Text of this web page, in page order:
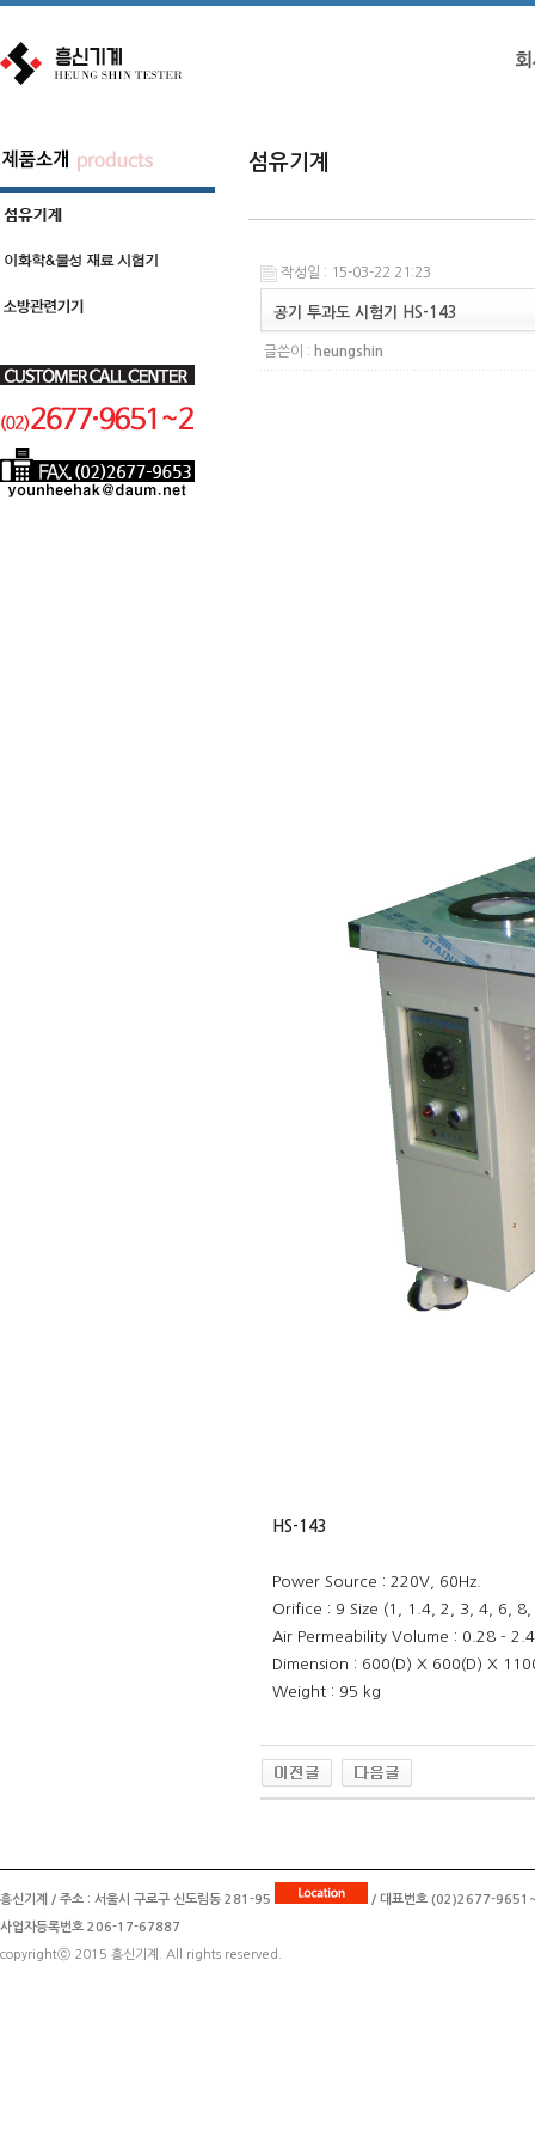
섬유기계
작성일 : 15-03-22 21:23
공기 투과도 시험기 HS-143
글쓴이 : heungshin
HS-143
Power Source : 220V, 60Hz.
Orifice : 9 Size (1, 1.4, 2, 3, 4, 6,
Air Permeability Volume : 0.28 -
Dimension : 600(D) X 600(D) X
Weight : 95 kg
흥신기계 / 주소 : 서울시 구로구 신도림동 281-95 / 대표번호 (02)2677-
사업자등록번호 206-17-67887
copyrightⓒ 2015 흥신기계. All rights reserved.